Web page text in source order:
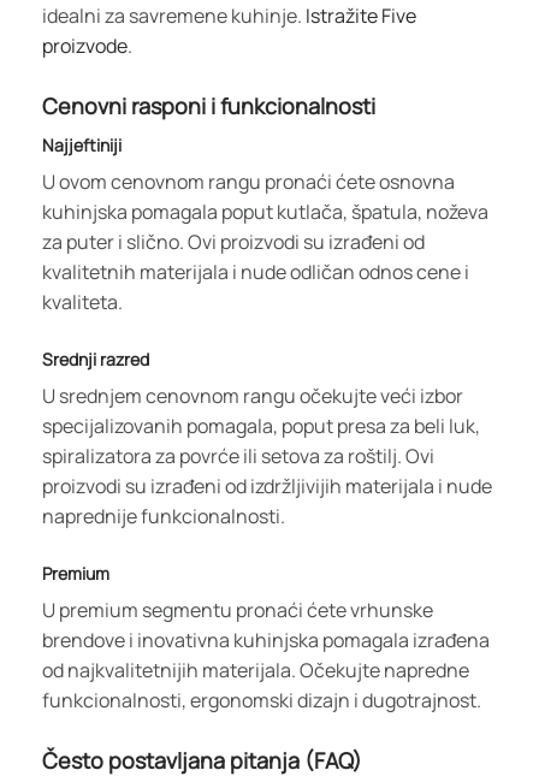
idealni za savremene kuhinje. Istražite Five
proizvode.
Cenovni rasponi i funkcionalnosti
Najjeftiniji
U ovom cenovnom rangu pronaći ćete osnovna
kuhinjska pomagala poput kutlača, špatula, noževa
za puter i slično. Ovi proizvodi su izrađeni od
kvalitetnih materijala i nude odličan odnos cene i
kvaliteta.
Srednji razred
U srednjem cenovnom rangu očekujte veći izbor
specijalizovanih pomagala, poput presa za beli luk,
spiralizatora za povrće ili setova za roštilj. Ovi
proizvodi su izrađeni od izdržljivijih materijala i nude
naprednije funkcionalnosti.
Premium
U premium segmentu pronaći ćete vrhunske
brendove i inovativna kuhinjska pomagala izrađena
od najkvalitetnijih materijala. Očekujte napredne
funkcionalnosti, ergonomski dizajn i dugotrajnost.
Često postavljana pitanja (FAQ)